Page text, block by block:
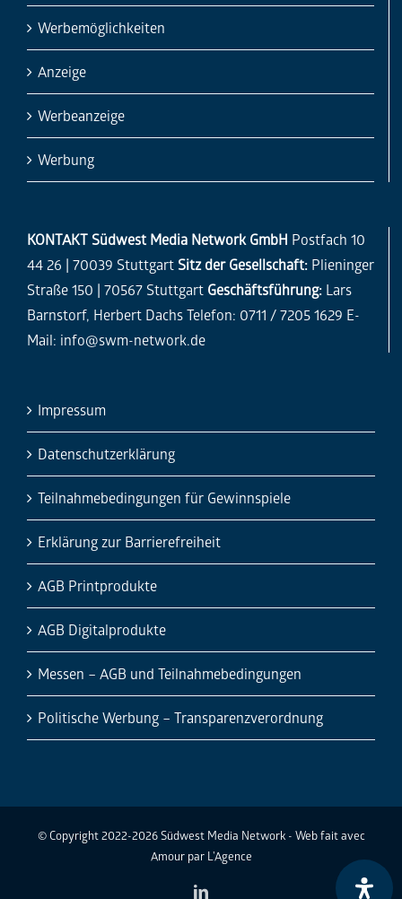
KONTAKTSüdwest Media Network GmbH
44 26 | 70039 StuttgartSitz der Gesellschaft:Plieninger
Straße 150 | 70567 Stuttgart
Barnstorf, Herbert Dachs Telefon: 0711 / 7205 1629 E-
Mail:info@swm-network.de
Datenschutzerklärung
Teilnahmebedingungen für Gewinnspiele
Erklärung zur Barrierefreiheit
AGB Digitalprodukte
Messen – AGB und Teilnahmebedingungen
Politische Werbung – Transparenzverordnung
Amour par
LinkedIn